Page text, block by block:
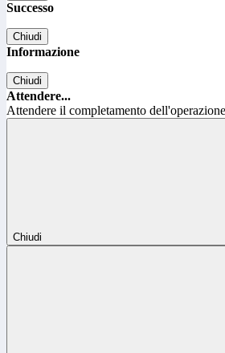
Successo
Chiudi
Informazione
Chiudi
Attendere...
Attendere il completamento
Chiudi